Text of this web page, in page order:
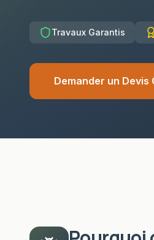
Travaux Garantis
Demander un Devis